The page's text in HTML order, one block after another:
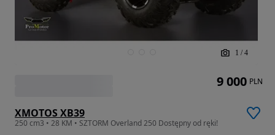
1 / 4
XMOTOS XB39
250 cm3 • 28 KM • SZTORM Overland 250 Dostępny od ręki!
9 000 PLN